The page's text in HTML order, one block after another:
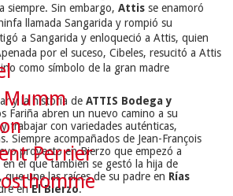
siempre. Sin embargo, Attis se enamoró
llamada Sangarida y rompió su
a Sangarida y enloqueció a Attis, quien
por el suceso, Cibeles, resucitó a Attis
como símbolo de la gran madre
y la historia de ATTIS Bodega y
Fariña abren un nuevo camino a su
trabajar con variedades auténticas,
Siempre acompañados de Jean-François
proyecto en Bierzo que empezó a
el que también se gestó la hija de
que une las raíces de su padre en Rías
enEl Bierzo.
Mumm
Perrier